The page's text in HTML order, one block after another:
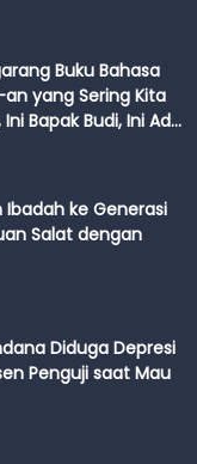
Buku Bahasa
yang Sering Kita
Bapak Budi, Ini Adik
ke Generasi
Salat dengan
Diduga Depresi
Penguji saat Mau